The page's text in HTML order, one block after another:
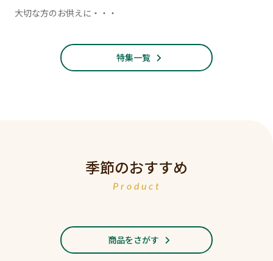
大切な方のお供えに・・・
特集一覧
季節のおすすめ
Product
商品をさがす